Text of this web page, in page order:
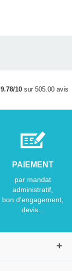
9.78/10 sur 505.00 avis
PAIEMENT
par mandat
administratif,
bon d'engagement,
devis...